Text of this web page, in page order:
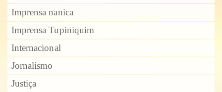
Imprensa nanica
Imprensa Tupiniquim
Internacional
Jornalismo
Justiça